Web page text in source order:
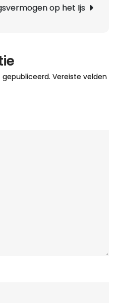
op het Ijs
Vereiste velden